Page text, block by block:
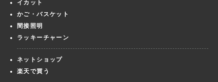
イカット
かご・バスケット
間接照明
ラッキーチャーン
ネットショップ
楽天で買う